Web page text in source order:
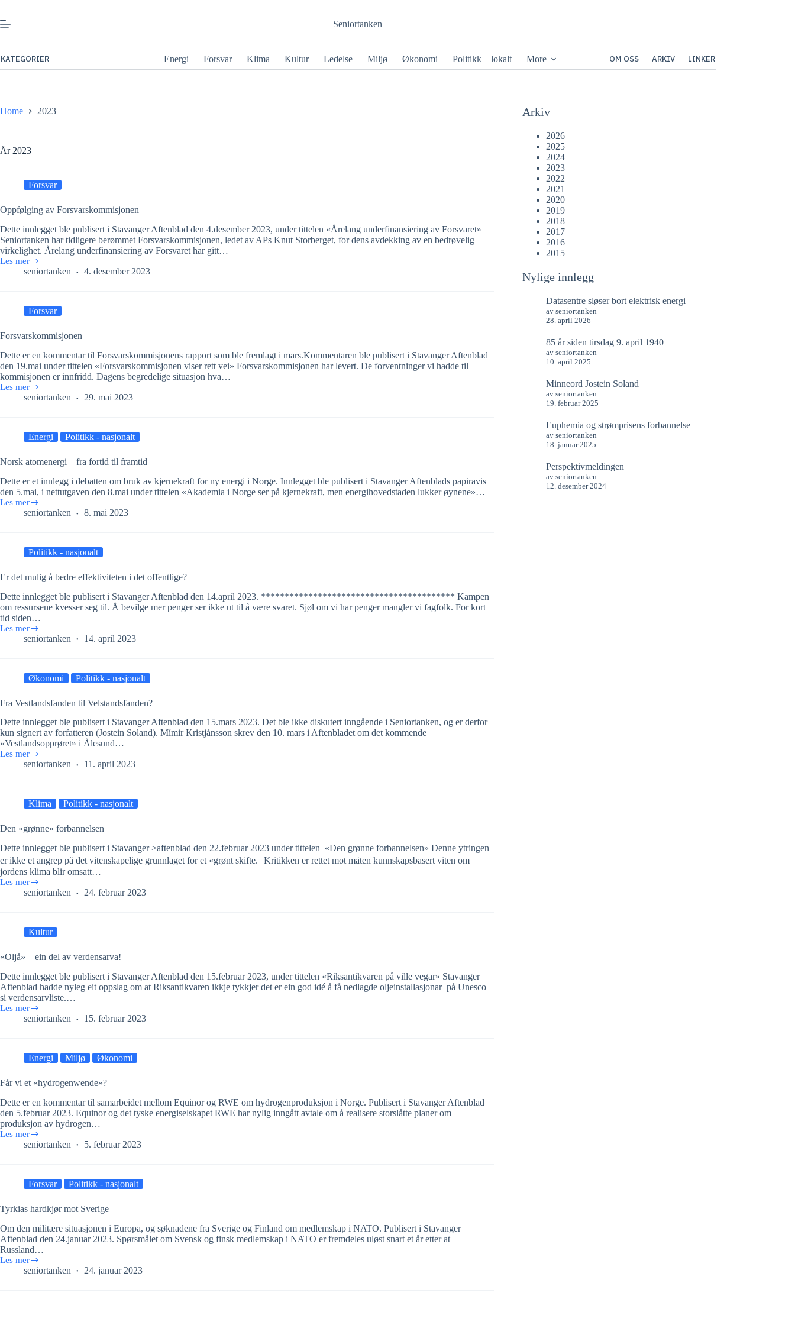
innhold
Seniortanken
KATEGORIER Energi Forsvar Klima Kultur Ledelse Miljø Økonomi Politikk – lokalt More OM OSS ARKIV LINKER
Home 2023
År2023
Forsvar
Oppfølging av Forsvarskommisjonen
Dette innlegget ble publisert i Stavanger Aftenblad den 4.desember 2023, under tittelen «Årelang underfinansiering av Forsvaret»
Seniortanken har tidligere berømmet Forsvarskommisjonen, ledet av APs Knut Storberget, for dens avdekking av en bedrøvelig
virkelighet. Årelang underfinansiering av Forsvaret har gitt…
Les mer
Oppfølging
seniortanken 4. desember 2023
Forsvar
Forsvarskommisjonen
Dette er en kommentar til Forsvarskommisjonens rapport som ble fremlagt i mars.Kommentaren ble publisert i Stavanger Aftenblad
den 19.mai under tittelen «Forsvarskommisjonen viser rett vei» Forsvarskommisjonen har levert. De forventninger vi hadde til
kommisjonen er innfridd. Dagens begredelige situasjon hva…
Les mer
Forsvarskommisjonen
seniortanken 29. mai 2023
Energi Politikk - nasjonalt
Norsk atomenergi – fra fortid til framtid
Dette er et innlegg i debatten om bruk av kjernekraft for ny energi i Norge. Innlegget ble publisert i Stavanger Aftenblads papiravis
den 5.mai, i nettutgaven den 8.mai under tittelen «Akademia i Norge ser på kjerne­kraft, men energi­hovedstaden lukker øynene»…
Les mer
Norsk
atomenergiseniortanken 8. mai 2023
Politikk - nasjonalt
Er det mulig å bedre effektiviteten i det offentlige?
Dette innlegget ble publisert i Stavanger Aftenblad den 14.april 2023. ***************************************** Kampen
om ressursene kvesser seg til. Å bevilge mer penger ser ikke ut til å være svaret. Sjøl om vi har penger mangler vi fagfolk. For kort
tid siden…
Les mer
Er
effektiviteten
det
seniortanken 14. april 2023
Økonomi Politikk - nasjonalt
Fra Vestlandsfanden til Velstandsfanden?
Dette innlegget ble publisert i Stavanger Aftenblad den 15.mars 2023. Det ble ikke diskutert inngående i Seniortanken, og er derfor
kun signert av forfatteren (Jostein Soland). Mímir Kristjánsson skrev den 10. mars i Aftenbladet om det kommende
«Vestlandsopprøret» i Ålesund…
Les mer
Fra
Vestlandsfanden
seniortanken 11. april 2023
Klima Politikk - nasjonalt
Den «grønne» forbannelsen
Dette innlegget ble publisert i Stavanger >aftenblad den 22.februar 2023 under tittelen «Den grønne forbannelsen» Denne ytringen
er ikke et angrep på det vitenskapelige grunnlaget for et «grønt skifte. Kritikken er rettet mot måten kunnskapsbasert viten om
jordens klima blir omsatt…
Les mer
Den
«grønne»seniortanken 24. februar 2023
Kultur
«Oljå» – ein del av verdensarva!
Dette innlegget ble publisert i Stavanger Aftenblad den 15.februar 2023, under tittelen «Riksantikvaren på ville vegar» Stavanger
Aftenblad hadde nyleg eit oppslag om at Riksantikvaren ikkje tykkjer det er ein god idé å få nedlagde oljeinstallasjonar på Unesco
si verdensarvliste.…
Les mer
«Oljå»
verdensarva!
seniortanken 15. februar 2023
Energi Miljø Økonomi
Får vi et «hydrogenwende»?
Dette er en kommentar til samarbeidet mellom Equinor og RWE om hydrogenproduksjon i Norge. Publisert i Stavanger Aftenblad
den 5.februar 2023. Equinor og det tyske energiselskapet RWE har nylig inngått avtale om å realisere storslåtte planer om
produksjon av hydrogen…
Les mer
Får
seniortanken 5. februar 2023
Forsvar Politikk - nasjonalt
Tyrkias hardkjør mot Sverige
Om den militære situasjonen i Europa, og søknadene fra Sverige og Finland om medlemskap i NATO. Publisert i Stavanger
Aftenblad den 24.januar 2023. Spørsmålet om Svensk og finsk medlemskap i NATO er fremdeles uløst snart et år etter at
Russland…
Les mer
Tyrkias
hardkjørseniortanken 24. januar 2023
Arkiv
2026
2025
2024
2023
2022
2021
2020
2019
2018
2017
2016
2015
Nylige innlegg
Datasentre sløser bort elektrisk energi
av seniortanken
28. april 2026
85 år siden tirsdag 9. april 1940
av seniortanken
10. april 2025
Minneord Jostein Soland
av seniortanken
19. februar 2025
Euphemia og strømprisens forbannelse
av seniortanken
18. januar 2025
Perspektivmeldingen
av seniortanken
12. desember 2024